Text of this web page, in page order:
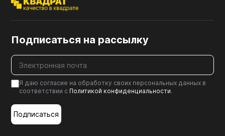
Подписаться на рассылку
Я даю согласие на обработку своих персональных данных в
соответствии с Политикой конфиденциальности.
Подписаться